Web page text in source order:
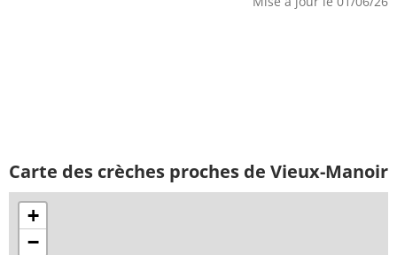
Carte des crèches proches de Vieux-Manoir
+
−